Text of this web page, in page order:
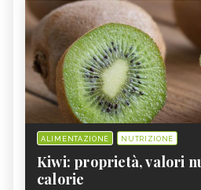
ALIMENTAZIONE NUTRIZIONE
Kiwi: proprietà, valori
calorie